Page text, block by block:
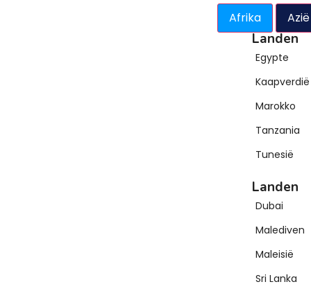
Afrika Azië
Landen
Egypte
Kaapverdië
Marokko
Tanzania
Tunesië
Landen
Dubai
Malediven
Maleisië
Sri Lanka